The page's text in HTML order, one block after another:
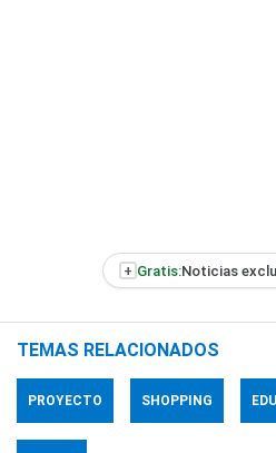
+ Gratis:Noticias
TEMAS RELACIONADOS
PROYECTO SHOPPING